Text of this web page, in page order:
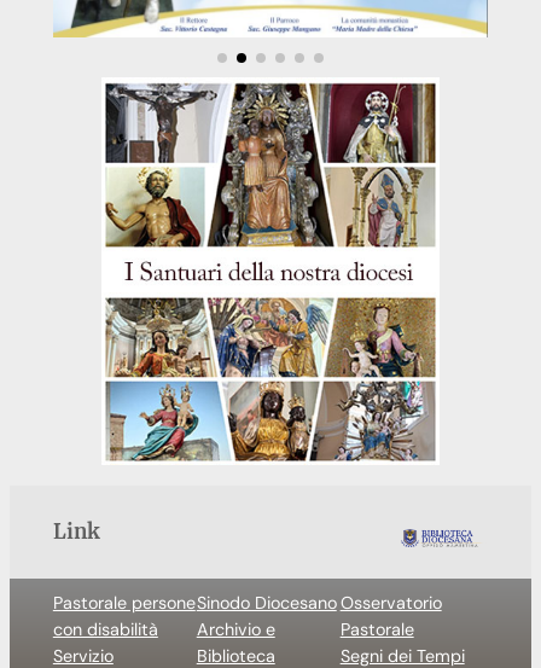
Link
Pastorale persone
con disabilità
Servizio
Sinodo Diocesano
Archivio e
Biblioteca
Osservatorio
Pastorale
Segni dei Tempi